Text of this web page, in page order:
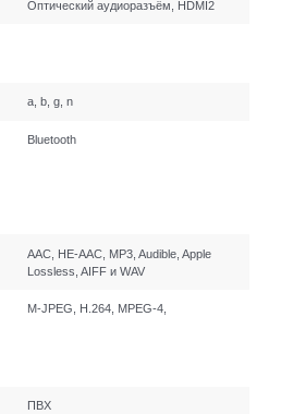
Оптический аудиоразъём, HDMI2
a, b, g, n
Bluetooth
AAC, HE-AAC, MP3, Audible, Apple
Lossless, AIFF и WAV
M-JPEG, H.264, MPEG-4,
ПВХ